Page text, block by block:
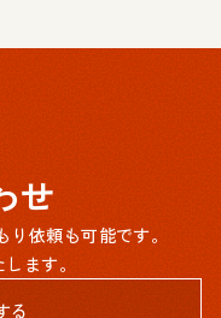
せ
依頼も可能です。
ます。
る